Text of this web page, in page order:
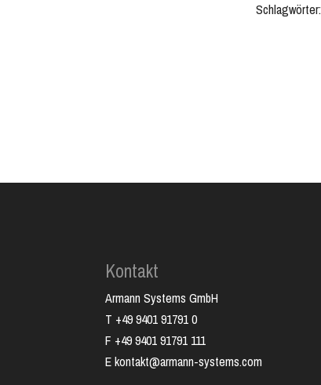
Schlagwörter:
Kontakt
Armann Systems GmbH
T +49 9401 91791 0
F +49 9401 91791 111
E kontakt@armann-systems.com